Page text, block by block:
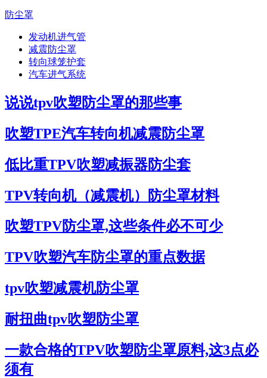
防尘罩
发动机进气管
减震防尘罩
转向球笼护套
汽车进气系统
说说tpv吹塑防尘罩的那些事
吹塑TPE汽车转向机减震防尘罩
低比重TPV吹塑减振器防尘套
TPV转向机（减震机）防尘罩材料
吹塑TPV防尘罩,这些条件必不可少
TPV吹塑汽车防尘罩的重点数据
tpv吹塑减震机防尘罩
耐扭曲tpv吹塑防尘罩
一款合格的TPV吹塑防尘罩原料,这3点必
须有